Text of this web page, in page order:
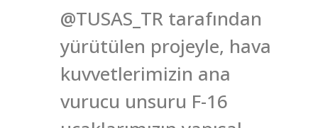
@TUSAS_TR tarafından
yürütülen projeyle, hava
kuvvetlerimizin ana
vurucu unsuru F-16